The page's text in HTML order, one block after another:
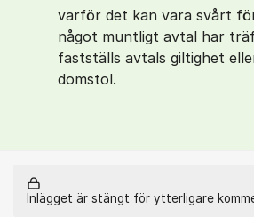
varför det kan vara svårt
något muntligt avtal har
fastställs avtals giltighet
domstol.
Inlägget är stängt för ytterligare